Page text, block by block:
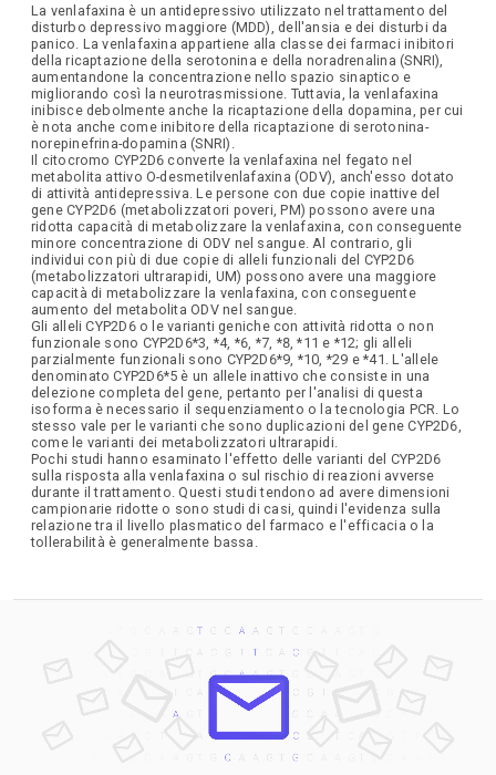
La venlafaxina è un antidepressivo utilizzato nel trattamento del
disturbo depressivo maggiore (MDD), dell'ansia e dei disturbi da
panico. La venlafaxina appartiene alla classe dei farmaci inibitori
della ricaptazione della serotonina e della noradrenalina (SNRI),
aumentandone la concentrazione nello spazio sinaptico e
migliorando così la neurotrasmissione. Tuttavia, la venlafaxina
inibisce debolmente anche la ricaptazione della dopamina, per cui
è nota anche come inibitore della ricaptazione di serotonina-
norepinefrina-dopamina (SNRI).
Il citocromo CYP2D6 converte la venlafaxina nel fegato nel
metabolita attivo O-desmetilvenlafaxina (ODV), anch'esso dotato
di attività antidepressiva. Le persone con due copie inattive del
gene CYP2D6 (metabolizzatori poveri, PM) possono avere una
ridotta capacità di metabolizzare la venlafaxina, con conseguente
minore concentrazione di ODV nel sangue. Al contrario, gli
individui con più di due copie di alleli funzionali del CYP2D6
(metabolizzatori ultrarapidi, UM) possono avere una maggiore
capacità di metabolizzare la venlafaxina, con conseguente
aumento del metabolita ODV nel sangue.
Gli alleli CYP2D6 o le varianti geniche con attività ridotta o non
funzionale sono CYP2D6*3, *4, *6, *7, *8, *11 e *12; gli alleli
parzialmente funzionali sono CYP2D6*9, *10, *29 e *41. L'allele
denominato CYP2D6*5 è un allele inattivo che consiste in una
delezione completa del gene, pertanto per l'analisi di questa
isoforma è necessario il sequenziamento o la tecnologia PCR. Lo
stesso vale per le varianti che sono duplicazioni del gene CYP2D6,
come le varianti dei metabolizzatori ultrarapidi.
Pochi studi hanno esaminato l'effetto delle varianti del CYP2D6
sulla risposta alla venlafaxina o sul rischio di reazioni avverse
durante il trattamento. Questi studi tendono ad avere dimensioni
campionarie ridotte o sono studi di casi, quindi l'evidenza sulla
relazione tra il livello plasmatico del farmaco e l'efficacia o la
tollerabilità è generalmente bassa.